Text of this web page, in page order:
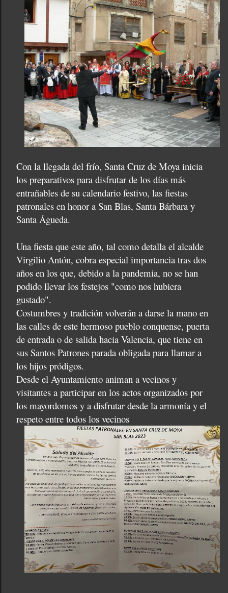
Con la llegada del frío, Santa Cruz de Moya inicia
los preparativos para disfrutar de los días más
entrañables de su calendario festivo, las fiestas
patronales en honor a San Blas, Santa Bárbara y
Santa Águeda.
Una fiesta que este año, tal como detalla el alcalde
Virgilio Antón, cobra especial importancia tras dos
años en los que, debido a la pandemia, no se han
podido llevar los festejos "como nos hubiera
gustado".
Costumbres y tradición volverán a darse la mano en
las calles de este hermoso pueblo conquense, puerta
de entrada o de salida hacia Valencia, que tiene en
sus Santos Patrones parada obligada para llamar a
los hijos pródigos.
Desde el Ayuntamiento animan a vecinos y
visitantes a participar en los actos organizados por
los mayordomos y a disfrutar desde la armonía y el
respeto entre todos los vecinos